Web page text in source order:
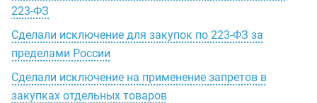
223-ФЗ
Сделали исключение для закупок по 223-ФЗ за
пределами России
Сделали исключение на применение запретов в
закупках отдельных товаров